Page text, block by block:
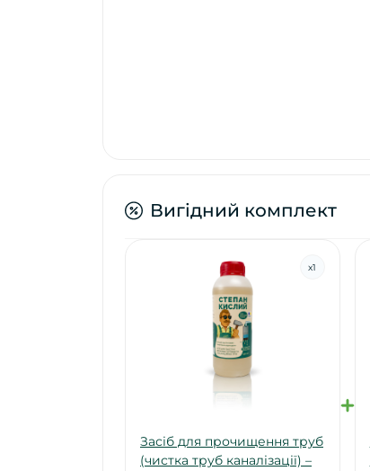
Вигідний комплект
x1
Засіб для прочищення труб
(чистка труб каналізації) –